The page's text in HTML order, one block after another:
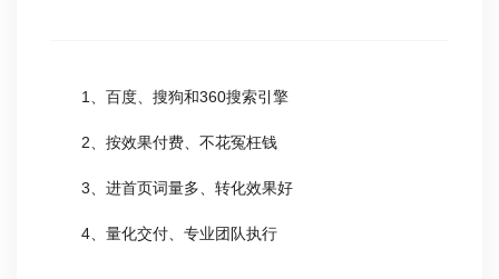
1、百度、搜狗和360搜索引擎
2、按效果付费、不花冤枉钱
3、进首页词量多、转化效果好
4、量化交付、专业团队执行